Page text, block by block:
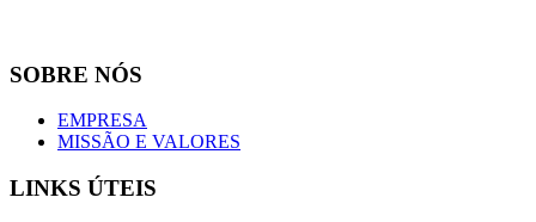
SOBRE NÓS
EMPRESA
MISSÃO E VALORES
LINKS ÚTEIS